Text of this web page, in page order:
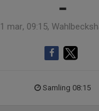
-
1 mar, 09:15,
Samling 08:15